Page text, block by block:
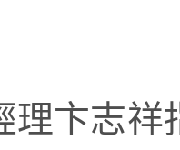
理卞志